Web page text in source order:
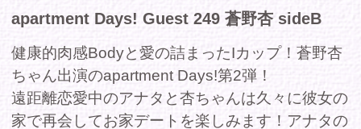
ために身体を絞ってくれた杏ちゃんはその姿をバ
ランスボールやストレッチでたっぷり披露！運動
てそこでもイチャイチャ。
最後はベッドの上でリラックス！一緒にアイスを
食べたりマッサージをしてあげたり…杏ちゃんと
ずっとイチャイチャできるこの空間は一度体験し
たら忘れられません！！！